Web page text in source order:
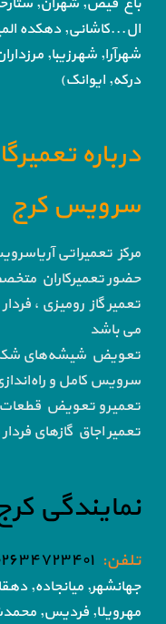
ال...کاشانی, دهکده
شهرآرا, شهرزیبا,
درکه, ایوانک)
درباره
سرویس کرج
مرکز تعمیراتی
حضور تعمیرکاران
تعمیر گاز رومیزی ،
می باشد
تعویض شیشه‌های
سرویس کامل و
تعمیرو تعویض قطعات
تعمیر اجاق گاز‌های
نمایندگی
تلفن: ۰۲۶۳۴۷۲۳۴۰۱
جهانشهر, میانجاده,
مهرویلا, فردیس,